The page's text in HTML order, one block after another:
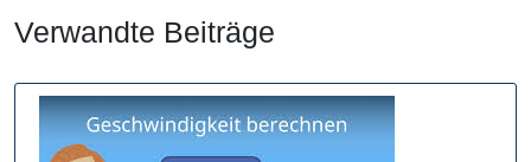
Verwandte Beiträge